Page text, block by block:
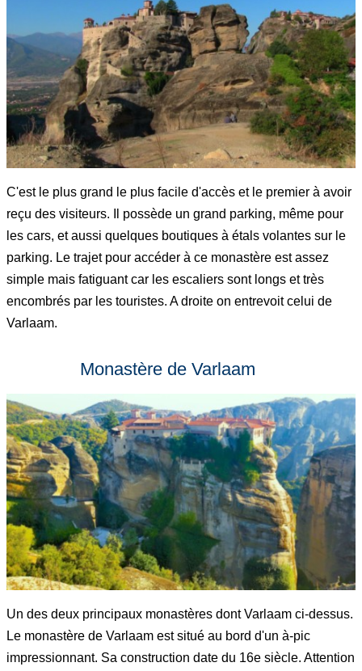
C'est le plus grand le plus facile d'accès et le premier à avoir
reçu des visiteurs. Il possède un grand parking, même pour
les cars, et aussi quelques boutiques à étals volantes sur le
parking. Le trajet pour accéder à ce monastère est assez
simple mais fatiguant car les escaliers sont longs et très
encombrés par les touristes. A droite on entrevoit celui de
Varlaam.
Monastère de Varlaam
Un des deux principaux monastères dont Varlaam ci-dessus.
Le monastère de Varlaam est situé au bord d'un à-pic
impressionnant. Sa construction date du 16e siècle. Attention